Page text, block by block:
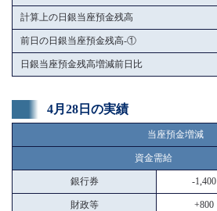
計算上の日銀当座預金残高
前日の日銀当座預金残高-①
日銀当座預金残高増減前日比
4月28日の実績
当座預金増減
資金需給
銀行券 -1,400
財政等 +800